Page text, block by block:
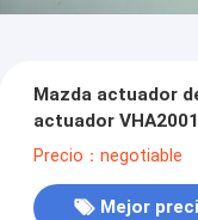
Mazda actuador
actuador
Precio：negotiable
Mejor